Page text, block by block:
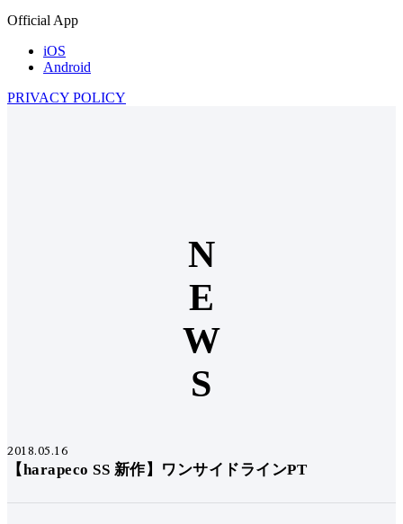
Official App
iOS
Android
PRIVACY POLICY
N
E
W
S
2018.05.16
【harapeco SS 新作】ワンサイドラインPT